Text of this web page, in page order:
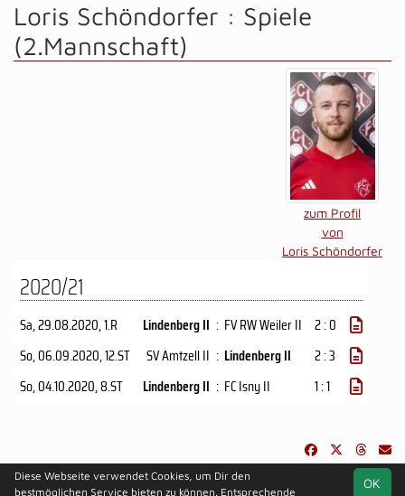
Loris Schöndorfer : Spiele
(2.Mannschaft)
zum Profil
von
Loris Schöndorfer
2020/21
Sa, 29.08.2020, 1.R Lindenberg II : FV RW Weiler II 2 : 0
So, 06.09.2020, 12.ST SV Amtzell II : Lindenberg II
2 : 3
So, 04.10.2020, 8.ST Lindenberg II : FC Isny II 1 : 1
soccero.de OK
Diese Webseite verwendet Cookies, um Dir den
bestmöglichen Service bieten zu können. Entsprechende